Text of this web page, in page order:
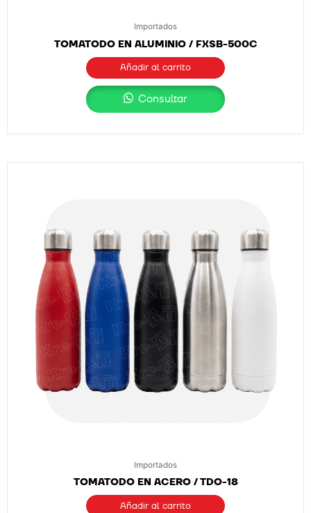
Importados
TOMATODO EN ALUMINIO / FXSB-500C
Añadir al carrito
Consultar
Importados
TOMATODO EN ACERO / TDO-18
Añadir al carrito